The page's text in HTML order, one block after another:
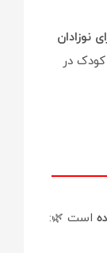
نوزادان
در
است 🌿: